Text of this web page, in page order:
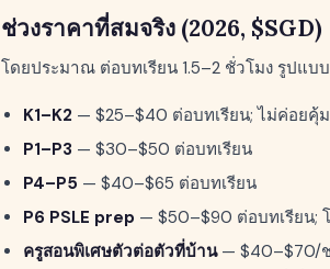
ช่วงราคาที่สมจริง (2026, $SGD)
โดยประมาณ ต่อบทเรียน 1.5–2 ชั่วโมง รูปแบ
K1–K2 — $25–$40 ต่อบทเรียน; ไม่ค่อยคุ้
P1–P3 — $30–$50 ต่อบทเรียน
P4–P5 — $40–$65 ต่อบทเรียน
P6 PSLE prep — $50–$90 ต่อบทเรียน;
ครูสอนพิเศษตัวต่อตัวที่บ้าน— $40–$70/ช